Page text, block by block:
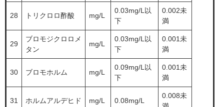
28 トリクロロ酢酸 mg/L
0.03mg/L以
下
0.002未
満
29
ブロモジクロロメ
タン
mg/L
0.03mg/L以
下
0.001未
満
30 ブロモホルム mg/L
0.09mg/L以
下
0.001未
満
31 ホルムアルデヒド mg/L 0.08mg/L
0.008未